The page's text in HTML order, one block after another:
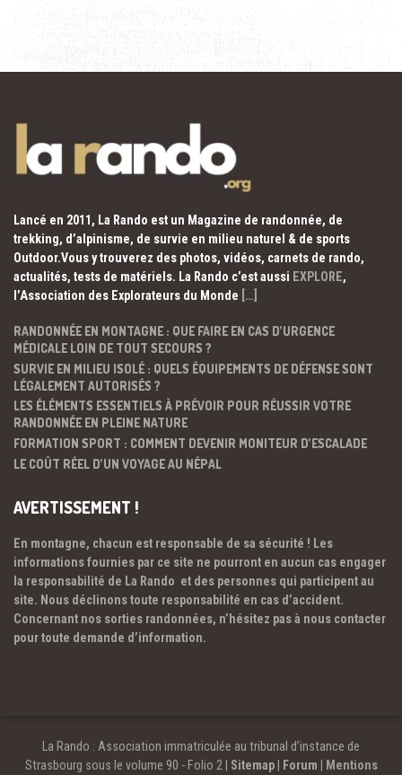
Lancé en 2011, La Rando est un Magazine de randonnée, de
trekking, d’alpinisme, de survie en milieu naturel & de sports
Outdoor.Vous y trouverez des photos, vidéos, carnets de rando,
actualités, tests de matériels. La Rando c’est aussi EXPLORE,
l’Association des Explorateurs du Monde […]
RANDONNÉE EN MONTAGNE : QUE FAIRE EN CAS D’URGENCE
MÉDICALE LOIN DE TOUT SECOURS ?
SURVIE EN MILIEU ISOLÉ : QUELS ÉQUIPEMENTS DE DÉFENSE SONT
LÉGALEMENT AUTORISÉS ?
LES ÉLÉMENTS ESSENTIELS À PRÉVOIR POUR RÉUSSIR VOTRE
RANDONNÉE EN PLEINE NATURE
FORMATION SPORT : COMMENT DEVENIR MONITEUR D’ESCALADE
LE COÛT RÉEL D’UN VOYAGE AU NÉPAL
AVERTISSEMENT !
En montagne, chacun est responsable de sa sécurité ! Les
informations fournies par ce site ne pourront en aucun cas engager
la responsabilité de La Rando et des personnes qui participent au
site. Nous déclinons toute responsabilité en cas d’accident.
Concernant nos sorties randonnées, n’hésitez pas à nous contacter
pour toute demande d’information.
La Rando : Association immatriculée au tribunal d’instance de
Strasbourg sous le volume 90 - Folio 2 | Sitemap| Forum Mentions